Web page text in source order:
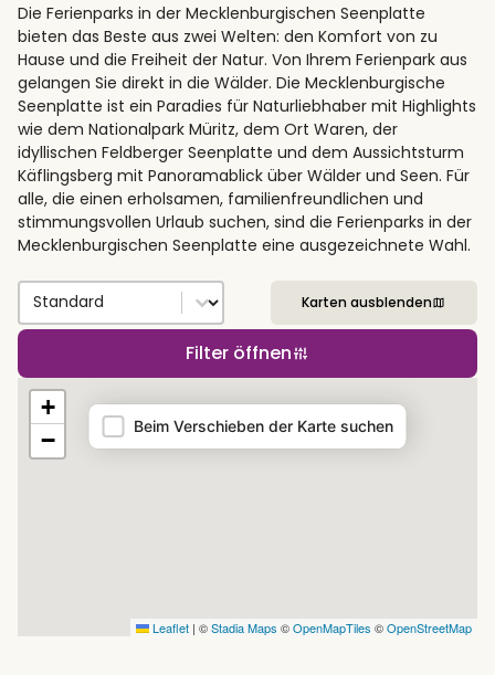
Die Ferienparks in der Mecklenburgischen Seenplatte
bieten das Beste aus zwei Welten: den Komfort von zu
Hause und die Freiheit der Natur. Von Ihrem Ferienpark aus
gelangen Sie direkt in die Wälder. Die Mecklenburgische
Seenplatte ist ein Paradies für Naturliebhaber mit Highlights
wie dem Nationalpark Müritz, dem Ort Waren, der
idyllischen Feldberger Seenplatte und dem Aussichtsturm
Käflingsberg mit Panoramablick über Wälder und Seen. Für
alle, die einen erholsamen, familienfreundlichen und
stimmungsvollen Urlaub suchen, sind die Ferienparks in der
Mecklenburgischen Seenplatte eine ausgezeichnete Wahl.
Filter öffnen
Sort by
Sort content Karten ausblenden
Map
+
−
Leaflet | ©Stadia Maps ©OpenMapTiles ©OpenStreetMap
Beim Verschieben der Karte suchen